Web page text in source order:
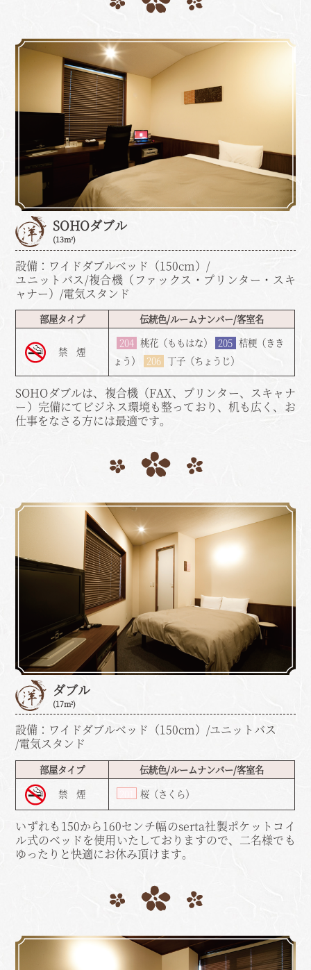
SOHOダブル
(13m²)
設備：ワイドダブルベッド（150cm）/
ユニットバス/複合機（ファックス・プリンター・スキ
ャナー）/電気スタンド
部屋タイプ 伝統色/ルームナンバー/客室名
禁 煙
204 桃花（ももはな） 205 桔梗（きき
ょう）
206 丁子（ちょうじ）
SOHOダブルは、複合機（FAX、プリンター、スキャナ
ー）完備にてビジネス環境も整っており、机も広く、お
仕事をなさる方には最適です。
ダブル
(17m²)
設備：ワイドダブルベッド（150cm）/ユニットバス
/電気スタンド
部屋タイプ
伝統色/ルームナンバー/客室名
禁 煙
桜（さくら）
いずれも150から160センチ幅のserta社製ポケットコイ
ル式のベッドを使用いたしておりますので、二名様でも
ゆったりと快適にお休み頂けます。